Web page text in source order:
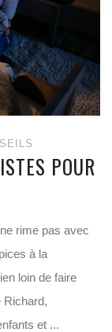
POUR
rime pas avec
à la
loin de faire
Richard,
et ...